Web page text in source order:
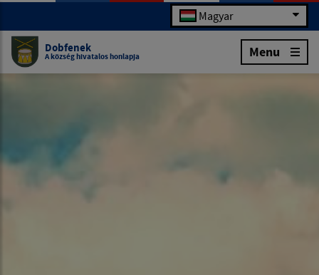
Magyar
Dobfenek
A község hivatalos honlapja Menu